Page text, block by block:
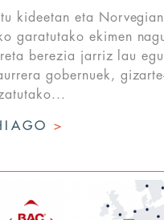
kideetan eta
garatutako ekimen
berezia jarriz lau
gobernuek,
>